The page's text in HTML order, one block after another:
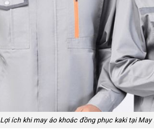
Lợi ích khi may áo khoác đồng phục kaki tại